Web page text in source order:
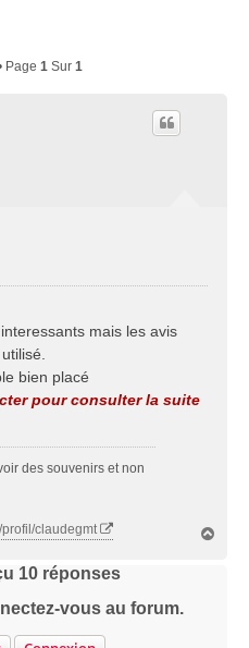
Page 1Sur 1
mais les avis
bien placé
pour consulter la suite
des souvenirs et non
claudegmt
10réponses
vous au forum.